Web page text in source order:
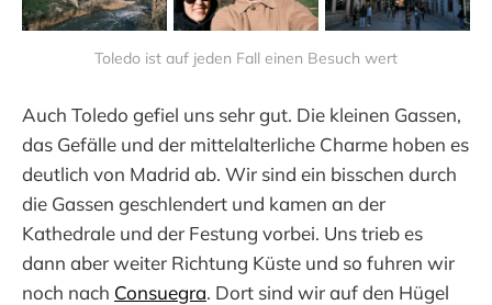
Toledo ist auf jeden Fall einen Besuch wert
Auch Toledo gefiel uns sehr gut. Die kleinen Gassen,
das Gefälle und der mittelalterliche Charme hoben es
deutlich von Madrid ab. Wir sind ein bisschen durch
die Gassen geschlendert und kamen an der
Kathedrale und der Festung vorbei. Uns trieb es
dann aber weiter Richtung Küste und so fuhren wir
noch nach Consuegra. Dort sind wir auf den Hügel